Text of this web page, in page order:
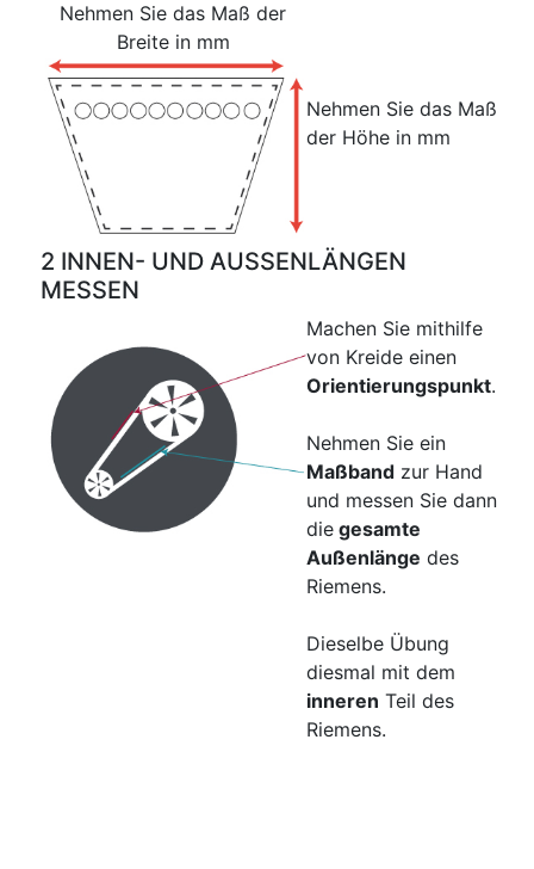
Nehmen Sie das Maß der
Breite in mm
Nehmen Sie das Maß
der Höhe in mm
2 INNEN- UND AUSSENLÄNGEN
MESSEN
Machen Sie mithilfe
von Kreide einen
Orientierungspunkt.
Nehmen Sie ein
Maßbandzur Hand
und messen Sie dann
diegesamte
Außenlänge des
Riemens.
Dieselbe Übung
diesmal mit dem
inneren Teil des
Riemens.